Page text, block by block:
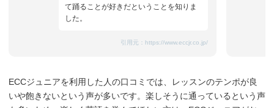
て踊ることが好きだということを知りま
した。
引用元： https://www.eccjr.co.jp/
ECCジュニアを利用した人の口コミでは、レッスンのテンポが良
いや飽きないという声が多いです。楽しそうに通っているという声